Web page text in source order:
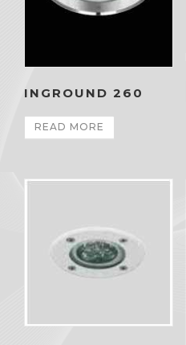
INGROUND 260
READ MORE